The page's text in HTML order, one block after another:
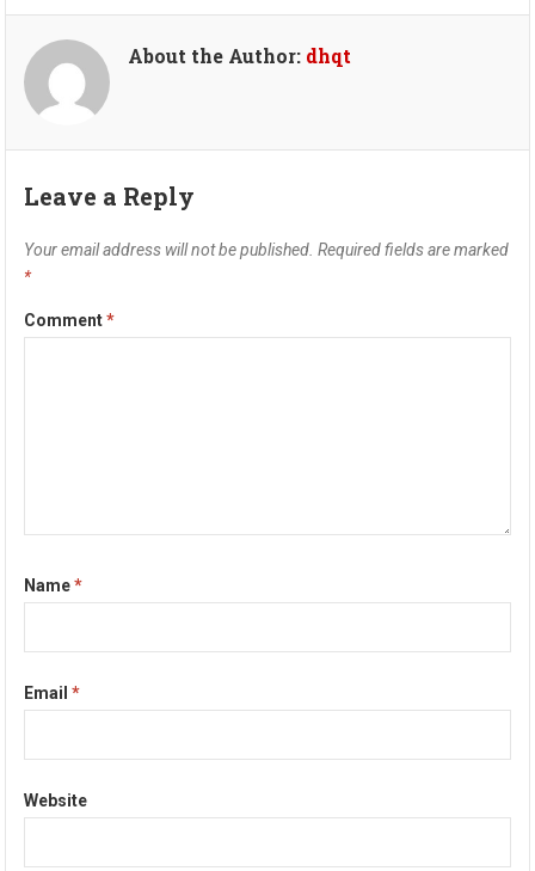
About the Author: dhqt
Leave a Reply
Your email address will not be published. Required fields are marked
*
Comment*
Name*
Email*
Website